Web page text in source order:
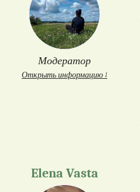
Модератор
Открыть информацию ↓
Elena Vasta